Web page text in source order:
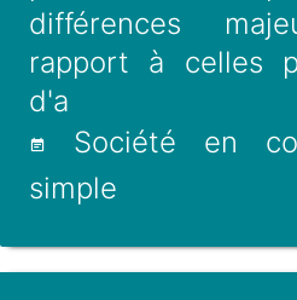
différences
rapport à celles
d'a
Société en
simple